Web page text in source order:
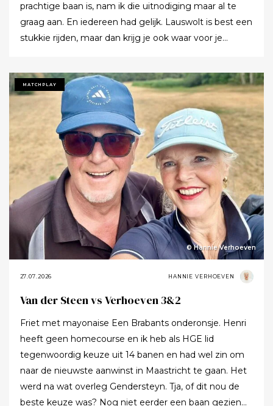
prachtige baan is, nam ik die uitnodiging maar al te
graag aan. En iedereen had gelijk. Lauswolt is best een
stukkie rijden, maar dan krijg je ook waar voor je
Tot ik uiteindelijk aankondigde dat ik het nu echt niet
meer ging zeggen.
MATCHPLAY
© Hannie Verhoeven
27.07.2026 HANNIE VERHOEVEN
Van der Steen vs Verhoeven 3&2
Friet met mayonaise Een Brabants onderonsje. Henri
heeft geen homecourse en ik heb als HGE lid
tegenwoordig keuze uit 14 banen en had wel zin om
naar de nieuwste aanwinst in Maastricht te gaan. Het
werd na wat overleg Gendersteyn. Tja, of dit nou de
beste keuze was? Nog niet eerder een baan gezien